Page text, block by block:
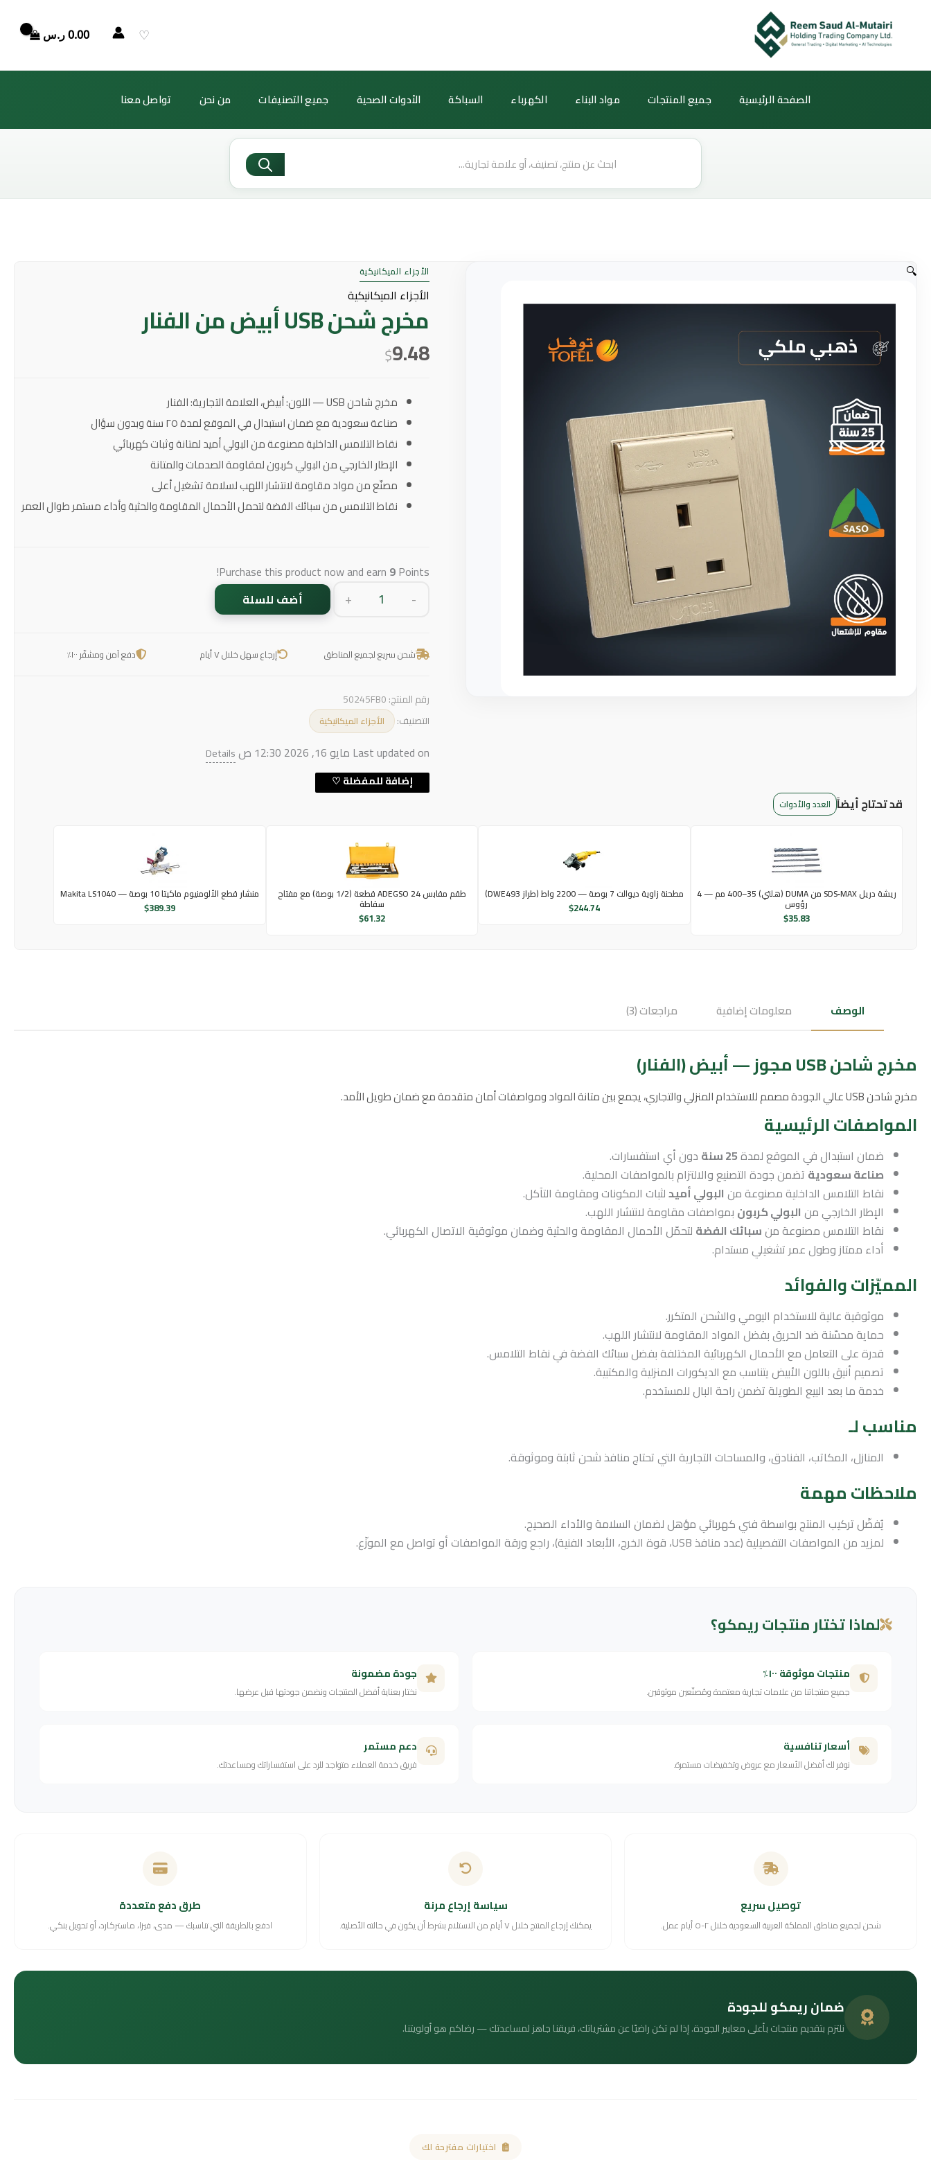
♡
0.00ر.س
الصفحة الرئيسية جميع المنتجات مواد البناء الكهرباء السباكة الأدوات الصحية جميع التصنيفات من نحن تواصل معنا
Products
🔍 الأجزاء الميكانيكية
الأجزاء الميكانيكية
مخرج شحن USB أبيض من الفنار
$9.48
مخرج شاحن USB — اللون: أبيض، العلامة التجارية: الفنار
صناعة سعودية مع ضمان استبدال في الموقع لمدة ٢٥ سنة وبدون سؤال
نقاط التلامس الداخلية مصنوعة من البولي أميد لمتانة وثبات كهربائي
الإطار الخارجي من البولي كربون لمقاومة الصدمات والمتانة
مصنّع من مواد مقاومة لانتشار اللهب لسلامة تشغيل أعلى
نقاط التلامس من سبائك الفضة لتحمل الأحمال المقاومة والحثية وأداء مستمر طوال العمر
Purchase this product now and earn 9Points!
-
من
+ أضف للسلة
شحن سريع لجميع المناطق إرجاع سهل خلال ٧ أيام دفع آمن ومشفّر ١٠٠٪
رقم المنتج:50245FB0
التصنيف: الأجزاء الميكانيكية
Last updated on مايو 16, 2026 12:30 ص Details
قد تحتاج أيضاً العدد والأدوات
ريشة دريل SDS‑MAX من DUMA (هلتي) 35–400 مم — 4
رؤوس
$35.83
مطحنة زاوية ديوالت 7 بوصة — 2200 واط (طراز DWE493)
$244.74
طقم مقابس ADEGSO 24 قطعة (1/2 بوصة) مع مفتاح
سقاطة
$61.32
منشار قطع الألومنيوم ماكيتا 10 بوصة — Makita LS1040
$389.39
الوصف معلومات إضافية مراجعات (3)
مخرج شاحن USB مجوز — أبيض (الفنار)
مخرج شاحن USB عالي الجودة مصمم للاستخدام المنزلي والتجاري، يجمع بين متانة المواد ومواصفات أمان متقدمة مع ضمان طويل الأمد.
المواصفات الرئيسية
ضمان استبدال في الموقع لمدة25 سنة
دون أي استفسارات.
صناعة سعودية تضمن جودة التصنيع والالتزام بالمواصفات المحلية.
نقاط التلامس الداخلية مصنوعة من البولي أميدلثبات المكونات ومقاومة التآكل.
الإطار الخارجي من البولي كربون بمواصفات مقاومة لانتشار اللهب.
نقاط التلامس مصنوعة منسبائك الفضة لتحمّل الأحمال المقاومة والحثية وضمان موثوقية الاتصال الكهربائي.
أداء ممتاز وطول عمر تشغيلي مستدام.
المميّزات والفوائد
موثوقية عالية للاستخدام اليومي والشحن المتكرر.
حماية محسّنة ضد الحريق بفضل المواد المقاومة لانتشار اللهب.
قدرة على التعامل مع الأحمال الكهربائية المختلفة بفضل سبائك الفضة في نقاط التلامس.
تصميم أنيق باللون الأبيض يتناسب مع الديكورات المنزلية والمكتبية.
خدمة ما بعد البيع الطويلة تضمن راحة البال للمستخدم.
مناسب لـ
المنازل، المكاتب، الفنادق، والمساحات التجارية التي تحتاج منافذ شحن ثابتة وموثوقة.
ملاحظات مهمة
يُفضّل تركيب المنتج بواسطة فني كهربائي مؤهل لضمان السلامة والأداء الصحيح.
لمزيد من المواصفات التفصيلية (عدد منافذ USB، قوة الخرج، الأبعاد الفنية)، راجع ورقة المواصفات أو تواصل مع الموزّع.
لماذا تختار منتجات ريمكو؟
منتجات موثوقة ١٠٠٪
جميع منتجاتنا من علامات تجارية معتمدة ومُصنّعين موثوقين.
جودة مضمونة
نختار بعناية أفضل المنتجات ونضمن جودتها قبل عرضها.
أسعار تنافسية
نوفر لك أفضل الأسعار مع عروض وتخفيضات مستمرة.
دعم مستمر
فريق خدمة العملاء متواجد للرد على استفساراتك ومساعدتك.
توصيل سريع
شحن لجميع مناطق المملكة العربية السعودية خلال ٢-٥ أيام عمل.
سياسة إرجاع مرنة
يمكنك إرجاع المنتج خلال ٧ أيام من الاستلام بشرط أن يكون في حالته الأصلية.
طرق دفع متعددة
ادفع بالطريقة التي تناسبك — مدى، فيزا، ماستركارد، أو تحويل بنكي.
ضمان ريمكو للجودة
نلتزم بتقديم منتجات بأعلى معايير الجودة. إذا لم تكن راضيًا عن مشترياتك، فريقنا جاهز لمساعدتك — رضاكم هو أولويتنا.
اختيارات مقترحة لك